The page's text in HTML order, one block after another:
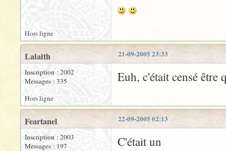
Hors ligne
21-09-2005 23:33
Lalaith
Inscription : 2002
Messages : 335
Euh, c'était censé être
Hors ligne
22-09-2005 02:13
Feartanel
Inscription : 2003
Messages : 197
C'était un